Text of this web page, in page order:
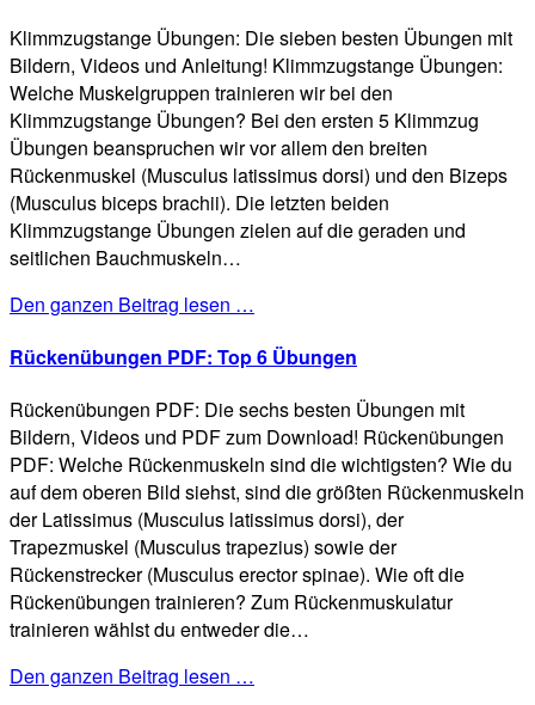
Klimmzugstange Übungen: Die sieben besten Übungen mit
Bildern, Videos und Anleitung! Klimmzugstange Übungen:
Welche Muskelgruppen trainieren wir bei den
Klimmzugstange Übungen? Bei den ersten 5 Klimmzug
Übungen beanspruchen wir vor allem den breiten
Rückenmuskel (Musculus latissimus dorsi) und den Bizeps
(Musculus biceps brachii). Die letzten beiden
Klimmzugstange Übungen zielen auf die geraden und
seitlichen Bauchmuskeln…
Den ganzen Beitrag lesen …
Rückenübungen PDF: Top 6 Übungen
Rückenübungen PDF: Die sechs besten Übungen mit
Bildern, Videos und PDF zum Download! Rückenübungen
PDF: Welche Rückenmuskeln sind die wichtigsten? Wie du
auf dem oberen Bild siehst, sind die größten Rückenmuskeln
der Latissimus (Musculus latissimus dorsi), der
Trapezmuskel (Musculus trapezius) sowie der
Rückenstrecker (Musculus erector spinae). Wie oft die
Rückenübungen trainieren? Zum Rückenmuskulatur
trainieren wählst du entweder die…
Den ganzen Beitrag lesen …